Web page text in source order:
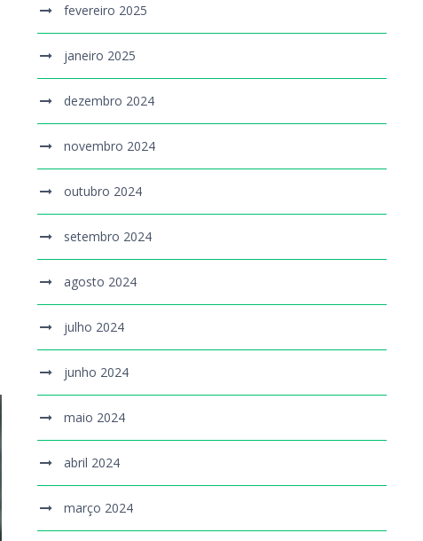
fevereiro 2025
janeiro 2025
dezembro 2024
novembro 2024
outubro 2024
setembro 2024
agosto 2024
julho 2024
junho 2024
maio 2024
abril 2024
março 2024